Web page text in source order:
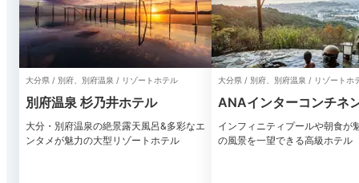
大分県 / 別府、別府温泉 / リゾートホテル
別府温泉 杉乃井ホテル
大分・別府温泉の絶景露天風呂&多彩なエ
ンタメが魅力の大型リゾートホテル
大分県 / 別府、別府温泉 / リゾートホ
ANAインターコンチネ
別府リゾート＆スパ
インフィニティプールや朝食が
の風景を一望できる高級ホテル